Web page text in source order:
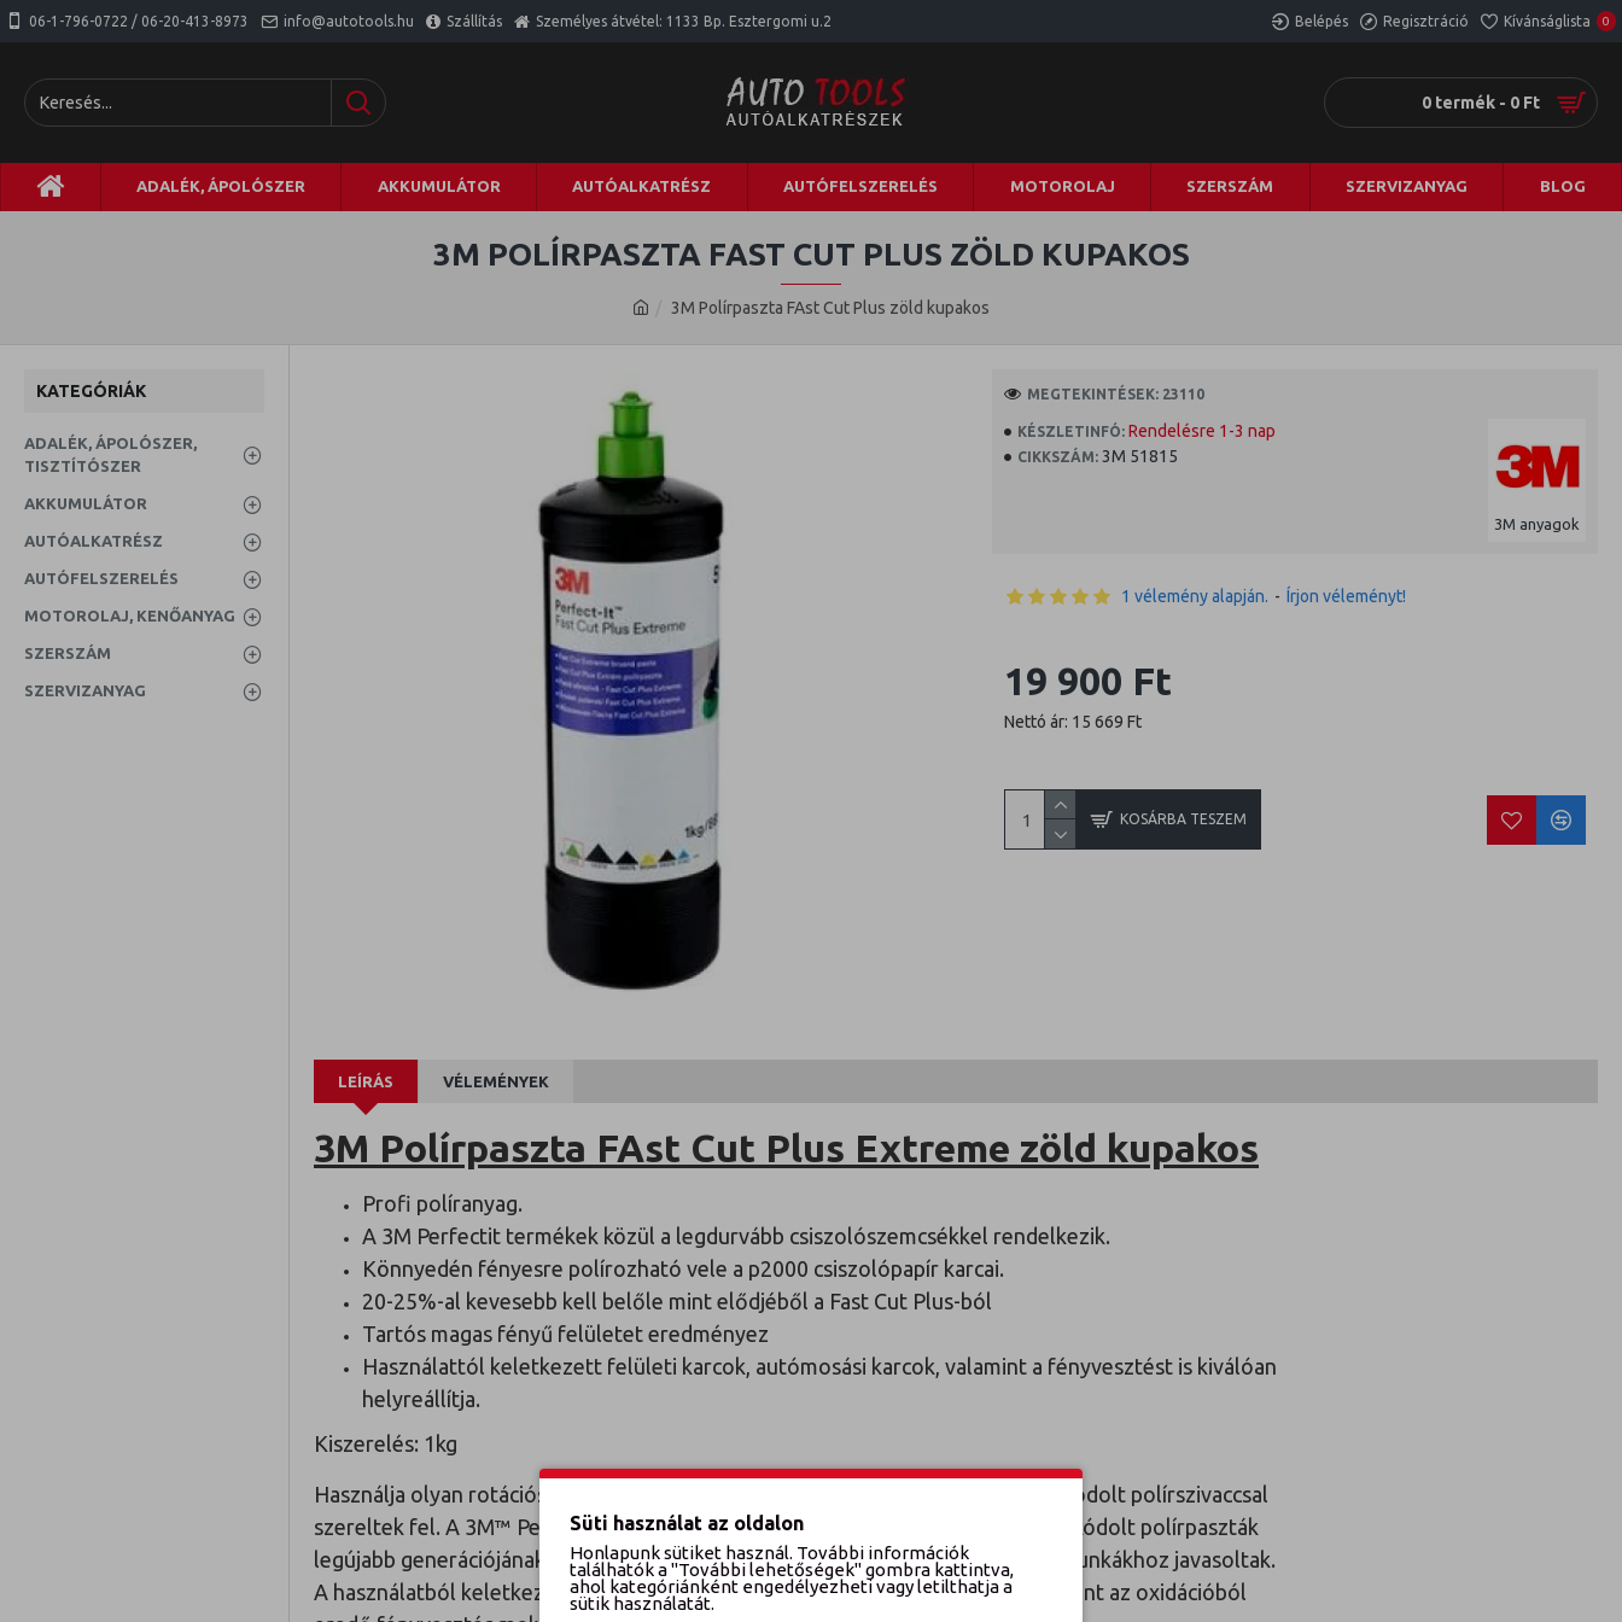
06-1-796-0722 / 06-20-413-8973 info@autotools.hu Szállítás Személyes átvétel: 1133 Bp. Esztergomi u.2 Belépés Regisztráció Kívánságlista 0
0 termék - 0 Ft
ADALÉK, ÁPOLÓSZER AKKUMULÁTOR AUTÓALKATRÉSZ AUTÓFELSZERELÉS MOTOROLAJ SZERSZÁM SZERVIZANYAG BLOG
3M Polírpaszta FAst Cut Plus zöld kupakos
3M POLÍRPASZTA FAST CUT PLUS ZÖLD KUPAKOS
KATEGÓRIÁK
ADALÉK, ÁPOLÓSZER,
TISZTÍTÓSZER
AKKUMULÁTOR
AUTÓALKATRÉSZ
AUTÓFELSZERELÉS
MOTOROLAJ, KENŐANYAG
SZERSZÁM
SZERVIZANYAG
KÉSZLETINFÓ: Rendelésre 1-3 nap
CIKKSZÁM: 3M 51815
3M anyagok
MEGTEKINTÉSEK: 23110
1 vélemény alapján. - Írjon véleményt!
19 900 Ft
Nettó ár: 15 669 Ft
KOSÁRBA TESZEM
LEÍRÁS VÉLEMÉNYEK
3M Polírpaszta FAst Cut Plus Extreme zöld kupakos
Profi políranyag.
A 3M Perfectit termékek közül a legdurvább csiszolószemcsékkel rendelkezik.
Könnyedén fényesre polírozható vele a p2000 csiszolópapír karcai.
20-25%-al kevesebb kell belőle mint elődjéből a Fast Cut Plus-ból
Tartós magas fényű felületet eredményez
Használattól keletkezett felületi karcok, autómosási karcok, valamint a fényvesztést is kiválóan
helyreállítja.
Kiszerelés: 1kg
Használja olyan rotációs vagy excenteres polírgépen, amelyet a 3M™ zöld színkódolt polírszivaccsal
szereltek fel. A 3M™ Perfect-It™ Fast Cut Plus Extreme egyike a díjnyertes, színkódolt polírpaszták
legújabb generációjának, amelyet mindenféle festékjavítási vagy színfelújítási munkákhoz javasoltak.
A használatból keletkezett felületi karcolások, az autómosási karcolások, valamint az oxidációból
Süti használat az oldalon
Honlapunk sütiket használ. További információk
találhatók a "További lehetőségek" gombra kattintva,
ahol kategóriánként engedélyezheti vagy letilthatja a
sütik használatát.